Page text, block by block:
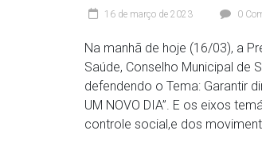
16 de março de 2023 0
Na manhã de hoje (16/03), a
Saúde, Conselho Municipal de
defendendo o Tema: Garantir
UM NOVO DIA”. E os eixos
controle social,e dos